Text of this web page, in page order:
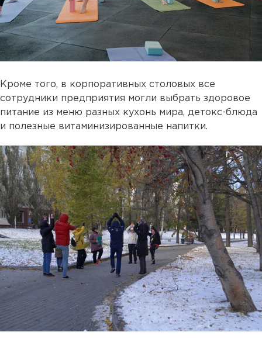
Кроме того, в корпоративных столовых все
сотрудники предприятия могли выбрать здоровое
питание из меню разных кухонь мира, детокс-блюда
и полезные витаминизированные напитки.